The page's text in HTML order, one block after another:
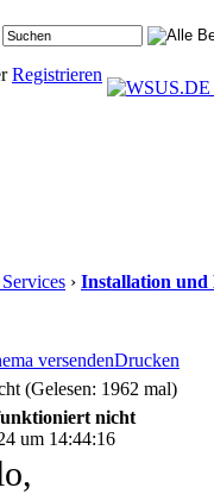
Registrieren
› Installation
versendenDrucken
(Gelesen: 1962 mal)
nicht
um 14:44:16